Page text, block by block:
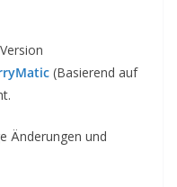
Version
(Basierend auf
Änderungen und